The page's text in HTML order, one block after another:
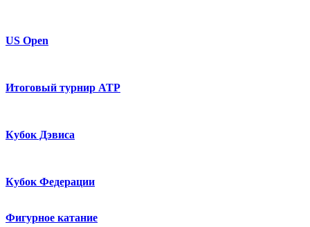
US Open
Итоговый турнир ATP
Кубок Дэвиса
Кубок Федерации
Фигурное катание